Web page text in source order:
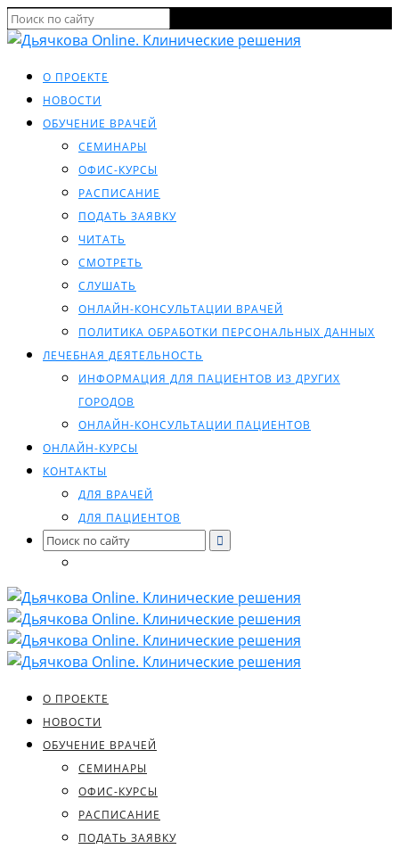
О ПРОЕКТЕ
НОВОСТИ
ОБУЧЕНИЕ ВРАЧЕЙ
СЕМИНАРЫ
ОФИС-КУРСЫ
РАСПИСАНИЕ
ПОДАТЬ ЗАЯВКУ
ЧИТАТЬ
СМОТРЕТЬ
СЛУШАТЬ
ОНЛАЙН-КОНСУЛЬТАЦИИ ВРАЧЕЙ
ПОЛИТИКА ОБРАБОТКИ ПЕРСОНАЛЬНЫХ ДАННЫХ
ЛЕЧЕБНАЯ ДЕЯТЕЛЬНОСТЬ
ИНФОРМАЦИЯ ДЛЯ ПАЦИЕНТОВ ИЗ ДРУГИХ
ГОРОДОВ
ОНЛАЙН-КОНСУЛЬТАЦИИ ПАЦИЕНТОВ
ОНЛАЙН-КУРСЫ
КОНТАКТЫ
ДЛЯ ВРАЧЕЙ
ДЛЯ ПАЦИЕНТОВ
Search
for:
О ПРОЕКТЕ
НОВОСТИ
ОБУЧЕНИЕ ВРАЧЕЙ
СЕМИНАРЫ
ОФИС-КУРСЫ
РАСПИСАНИЕ
ПОДАТЬ ЗАЯВКУ